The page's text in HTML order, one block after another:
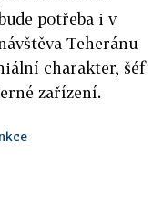
potřeba i v
Teheránu
charakter, šéf
zařízení.